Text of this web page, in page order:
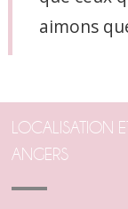
aimons
LOCALISATION
ANGERS